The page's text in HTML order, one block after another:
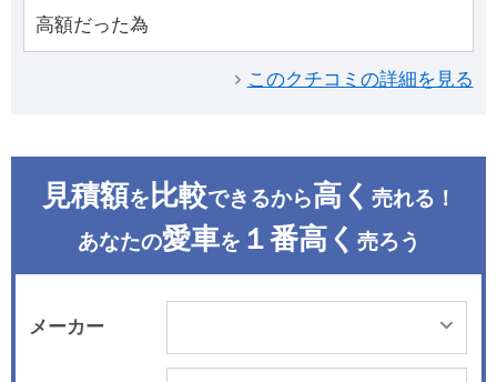
高額だった為
このクチコミの詳細を見る
見積額を 比較できるから高く 売れる！
あなたの愛車を １番高く 売ろう
メーカー